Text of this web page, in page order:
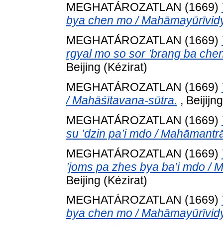
MEGHATÁROZATLAN (1669)
bya chen mo /
MEGHATÁROZATLAN (1669)
rgyal mo so sor ’brang ba
Beijing (Kézirat)
MEGHATÁROZATLAN (1669)
/ Mahāśītavana-sūtra. ,
MEGHATÁROZATLAN (1669)
su ’dzin pa’i mdo /
MEGHATÁROZATLAN (1669)
’joms pa zhes bya ba’i mdo /
Beijing (Kézirat)
MEGHATÁROZATLAN (1669)
bya chen mo /